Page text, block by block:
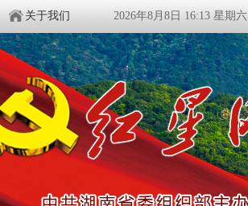
关于我们 2026年8月8日 16:13 星期六